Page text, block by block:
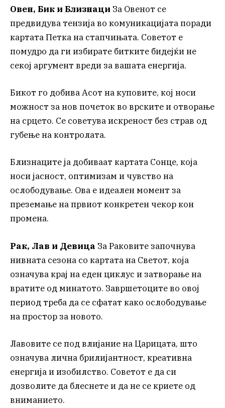
Овен, Бик и Близнаци За Овенот се
предвидува тензија во комуникацијата поради
картата Петка на стапчињата. Советот е
помудро да ги избирате битките бидејќи не
секој аргумент вреди за вашата енергија.
Бикот го добива Асот на куповите, кој носи
можност за нов почеток во врските и отворање
на срцето. Се советува искреност без страв од
губење на контролата.
Близнаците ја добиваат картата Сонце, која
носи јасност, оптимизам и чувство на
ослободување. Ова е идеален момент за
преземање на првиот конкретен чекор кон
промена.
Рак, Лав и Девица За Раковите започнува
нивната сезона со картата на Светот, која
означува крај на еден циклус и затворање на
вратите од минатото. Завршетоците во овој
период треба да се сфатат како ослободување
на простор за новото.
Лавовите се под влијание на Царицата, што
означува лична брилијантност, креативна
енергија и изобилство. Советот е да си
дозволите да блеснете и да не се криете од
вниманието.